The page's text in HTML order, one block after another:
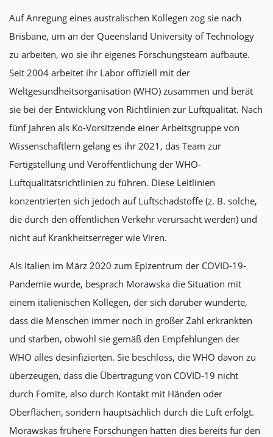
Auf Anregung eines australischen Kollegen zog sie nach
Brisbane, um an der Queensland University of Technology
zu arbeiten, wo sie ihr eigenes Forschungsteam aufbaute.
Seit 2004 arbeitet ihr Labor offiziell mit der
Weltgesundheitsorganisation (WHO) zusammen und berät
sie bei der Entwicklung von Richtlinien zur Luftqualität. Nach
fünf Jahren als Ko-Vorsitzende einer Arbeitsgruppe von
Wissenschaftlern gelang es ihr 2021, das Team zur
Fertigstellung und Veröffentlichung der WHO-
Luftqualitätsrichtlinien zu führen. Diese Leitlinien
konzentrierten sich jedoch auf Luftschadstoffe (z. B. solche,
die durch den öffentlichen Verkehr verursacht werden) und
nicht auf Krankheitserreger wie Viren.
Als Italien im März 2020 zum Epizentrum der COVID-19-
Pandemie wurde, besprach Morawska die Situation mit
einem italienischen Kollegen, der sich darüber wunderte,
dass die Menschen immer noch in großer Zahl erkrankten
und starben, obwohl sie gemäß den Empfehlungen der
WHO alles desinfizierten. Sie beschloss, die WHO davon zu
überzeugen, dass die Übertragung von COVID-19 nicht
durch Fomite, also durch Kontakt mit Händen oder
Oberflächen, sondern hauptsächlich durch die Luft erfolgt.
Morawskas frühere Forschungen hatten dies bereits für den